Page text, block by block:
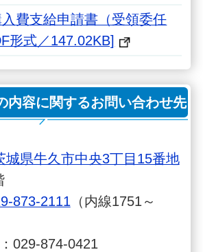
費支給申請書（受領委任
形式／147.02KB]
内容に関するお問い合わせ先
城県牛久市中央3丁目15番地
873-2111 （内線1751～
029-874-0421